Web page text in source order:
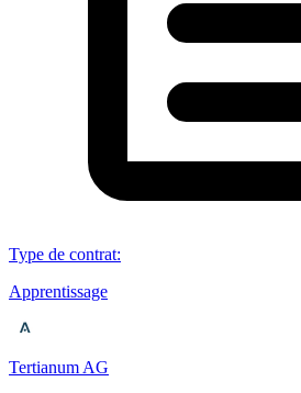
Type de contrat:
Apprentissage
Tertianum AG